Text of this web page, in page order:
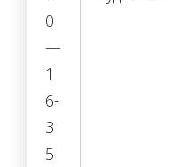
0
—
1
6-
3
5